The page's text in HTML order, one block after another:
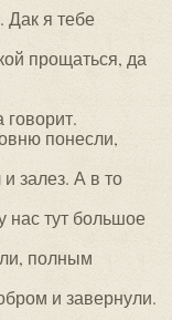
Дак я тебе
прощаться, да
понесли,
залез. А в то
нас тут большое
полным
и завернули.